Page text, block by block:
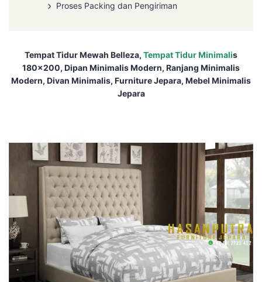
Proses Packing dan Pengiriman
Tempat Tidur Mewah Belleza, Tempat Tidur Minimalis
180×200, Dipan Minimalis Modern, Ranjang Minimalis
Modern, Divan Minimalis, Furniture Jepara, Mebel Minimalis
Jepara